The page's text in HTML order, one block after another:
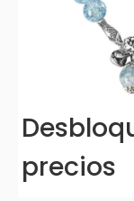
precios